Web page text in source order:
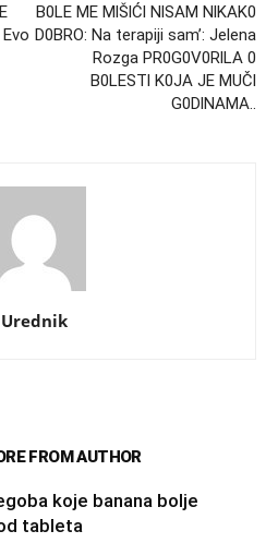
B0LE ME MlŠlĆl NlSAM NlKAK0
D0BRO: Na terapiji sam’: Jelena
Rozga PR0G0V0RlLA 0
B0LESTl K0JA JE MUČl
G0DlNAMA..
Urednik
FROM AUTHOR
koje banana bolje
tableta